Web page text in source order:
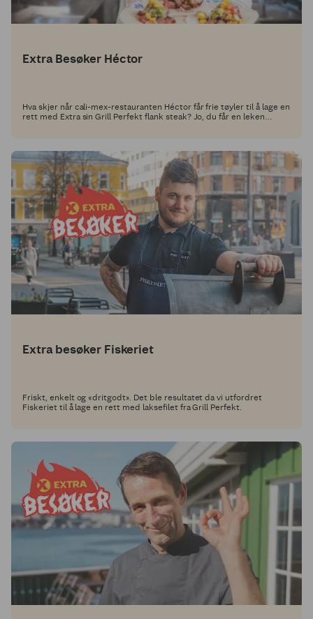
Extra Besøker Héctor
Hva skjer når cali-mex-restauranten Héctor får frie tøyler til å lage en
rett med Extra sin Grill Perfekt flank steak? Jo, du får en leken
Extra besøker Fiskeriet
Friskt, enkelt og «dritgodt». Det ble resultatet da vi utfordret
Fiskeriet til å lage en rett med laksefilet fra Grill Perfekt.